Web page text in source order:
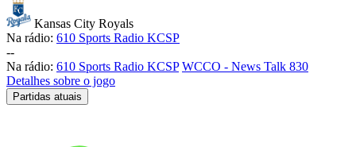
Kansas City Royals
Na rádio: 610 Sports Radio KCSP
--
Na rádio: 610 Sports Radio KCSP WCCO - News Talk 830
Detalhes sobre o jogo
Partidas atuais